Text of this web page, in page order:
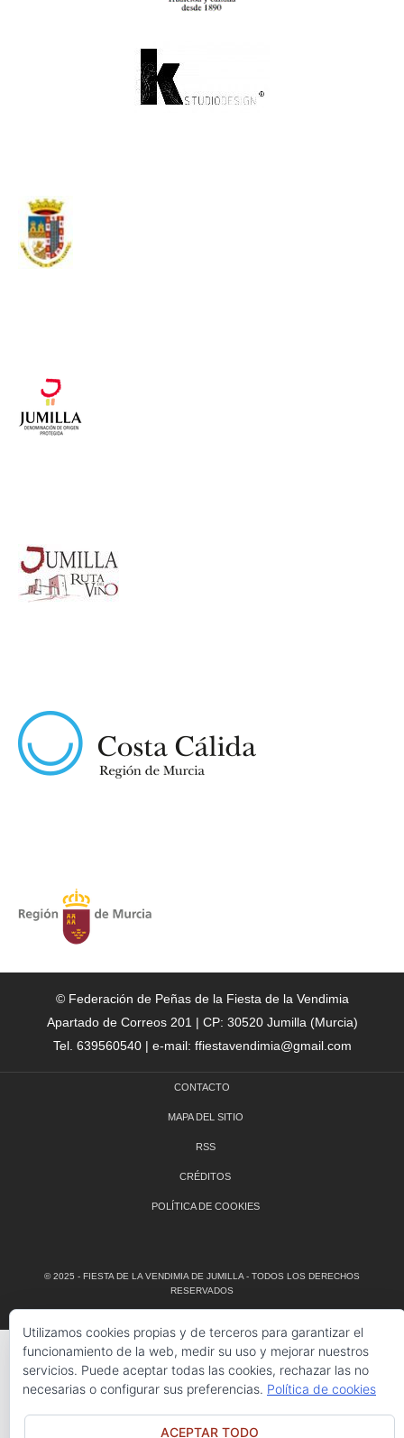
© Federación de Peñas de la Fiesta de la Vendimia
Apartado de Correos 201 | CP: 30520 Jumilla (Murcia)
Tel. 639560540 | e-mail: ffiestavendimia@gmail.com
CONTACTO
MAPA DEL SITIO
RSS
CRÉDITOS
POLÍTICA DE COOKIES
© 2025 - FIESTA DE LA VENDIMIA DE JUMILLA - TODOS LOS DERECHOS
RESERVADOS
Utilizamos cookies propias y de terceros para garantizar el
funcionamiento de la web, medir su uso y mejorar nuestros
servicios. Puede aceptar todas las cookies, rechazar las no
necesarias o configurar sus preferencias. Política de cookies
ACEPTAR TODO